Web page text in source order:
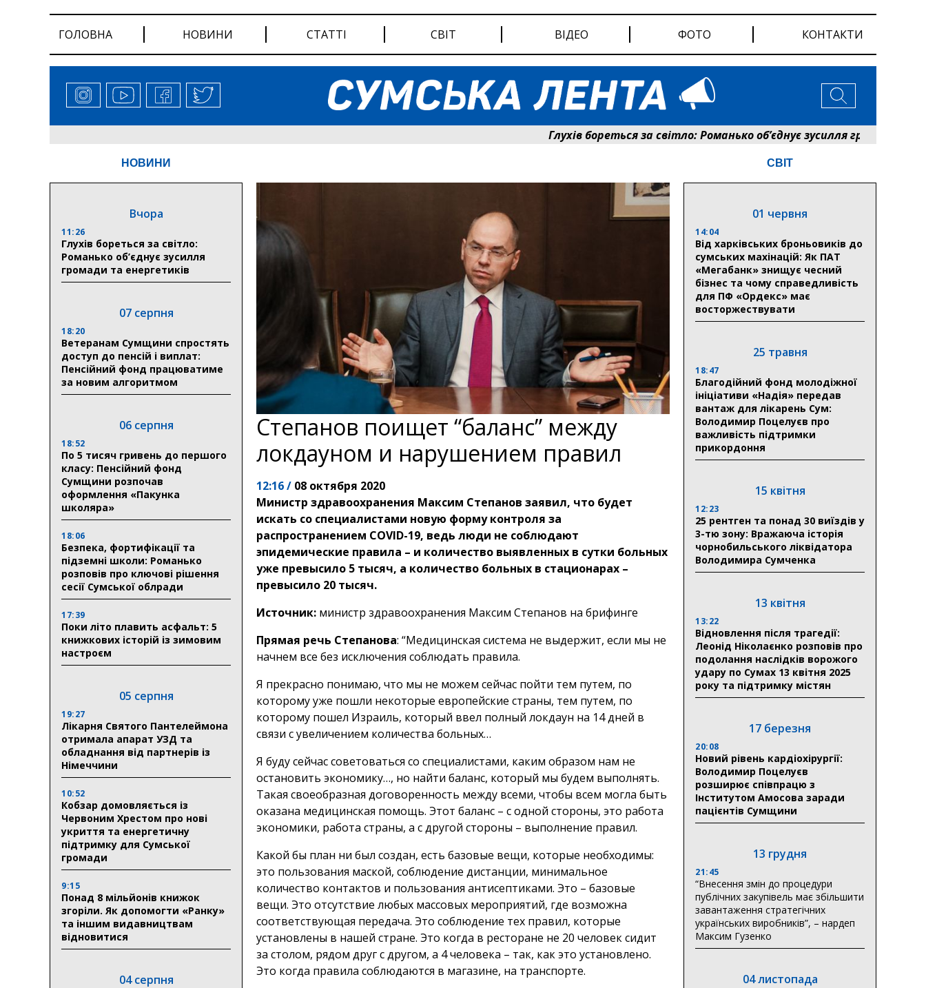
ГОЛОВНА НОВИНИ СТАТТІ СВІТ ВІДЕО ФОТО КОНТАКТИ
Глухів бореться за світло: Романько об’єднує зусилля громади та
НОВИНИ
Вчора
11:26
Глухів бореться за світло:
Романько об’єднує зусилля
громади та енергетиків
07 серпня
18:20
Ветеранам Сумщини спростять
доступ до пенсій і виплат:
Пенсійний фонд працюватиме
за новим алгоритмом
06 серпня
18:52
По 5 тисяч гривень до першого
класу: Пенсійний фонд
Сумщини розпочав
оформлення «Пакунка
школяра»
18:06
Безпека, фортифікації та
підземні школи: Романько
розповів про ключові рішення
сесії Сумської облради
17:39
Поки літо плавить асфальт: 5
книжкових історій із зимовим
настроєм
05 серпня
19:27
Лікарня Святого Пантелеймона
отримала апарат УЗД та
обладнання від партнерів із
Німеччини
10:52
Кобзар домовляється із
Червоним Хрестом про нові
укриття та енергетичну
підтримку для Сумської
громади
9:15
Понад 8 мільйонів книжок
згоріли. Як допомогти «Ранку»
та іншим видавництвам
відновитися
04 серпня
Степанов поищет “баланс” между
локдауном и нарушением правил
12:16 / 08 октября 2020
Министр здравоохранения Максим Степанов заявил, что будет
искать со специалистами новую форму контроля за
распространением COVID-19, ведь люди не соблюдают
эпидемические правила – и количество выявленных в сутки больных
уже превысило 5 тысяч, а количество больных в стационарах –
превысило 20 тысяч.
Источник: министр здравоохранения Максим Степанов на брифинге
Прямая речь Степанова: “Медицинская система не выдержит, если мы не
начнем все без исключения соблюдать правила.
Я прекрасно понимаю, что мы не можем сейчас пойти тем путем, по
которому уже пошли некоторые европейские страны, тем путем, по
которому пошел Израиль, который ввел полный локдаун на 14 дней в
связи с увеличением количества больных…
Я буду сейчас советоваться со специалистами, каким образом нам не
остановить экономику…, но найти баланс, который мы будем выполнять.
Такая своеобразная договоренность между всеми, чтобы всем могла быть
оказана медицинская помощь. Этот баланс – с одной стороны, это работа
экономики, работа страны, а с другой стороны – выполнение правил.
Какой бы план ни был создан, есть базовые вещи, которые необходимы:
это пользования маской, соблюдение дистанции, минимальное
количество контактов и пользования антисептиками. Это – базовые
вещи. Это отсутствие любых массовых мероприятий, где возможна
соответствующая передача. Это соблюдение тех правил, которые
установлены в нашей стране. Это когда в ресторане не 20 человек сидит
за столом, рядом друг с другом, а 4 человека – так, как это установлено.
Это когда правила соблюдаются в магазине, на транспорте.
СВІТ
01 червня
14:04
Від харківських броньовиків до
сумських махінацій: Як ПАТ
«Мегабанк» знищує чесний
бізнес та чому справедливість
для ПФ «Ордекс» має
восторжествувати
25 травня
18:47
Благодійний фонд молодіжної
ініціативи «Надія» передав
вантаж для лікарень Сум:
Володимир Поцелуєв про
важливість підтримки
прикордоння
15 квітня
12:23
25 рентген та понад 30 виїздів у
3-тю зону: Вражаюча історія
чорнобильського ліквідатора
Володимира Сумченка
13 квітня
13:22
Відновлення після трагедії:
Леонід Ніколаєнко розповів про
подолання наслідків ворожого
удару по Сумах 13 квітня 2025
року та підтримку містян
17 березня
20:08
Новий рівень кардіохірургії:
Володимир Поцелуєв
розширює співпрацю з
Інститутом Амосова заради
пацієнтів Сумщини
13 грудня
21:45
“Внесення змін до процедури
публічних закупівель має збільшити
завантаження стратегічних
українських виробників”, – нардеп
Максим Гузенко
04 листопада